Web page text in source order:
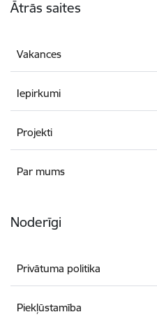
Ātrās saites
Vakances
Iepirkumi
Projekti
Par mums
Noderīgi
Privātuma politika
Piekļūstamība